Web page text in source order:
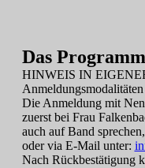
Das Programm
HINWEIS IN
Die Anmeldung mit
zuerst bei Frau
auch auf Band
oder via E-Mail unter:
Nach Rückbestätigung